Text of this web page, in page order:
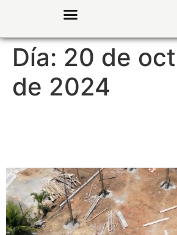
Día: 20 de
de 2024